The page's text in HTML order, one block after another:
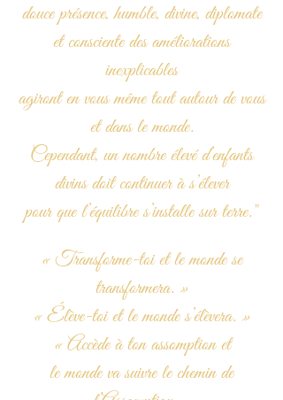
douce présence, humble, divine, diplomate
et consciente des améliorations
inexplicables
agiront en vous même tout autour de vous
etdans le monde.
Cependant, un nombre élevé d’enfants
divins doit continuer à s’élever
pour que l’équilibre s’installe sur terre."
« Transforme-toi et le monde se
transformera. »
« Élève-toi et le monde s’élèvera. »
« Accède à ton assomption et
le monde va suivre le chemin de